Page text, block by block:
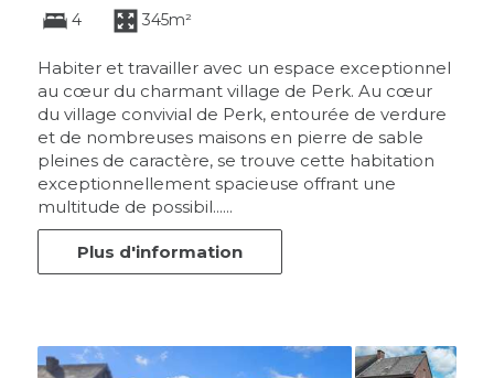
4 345m²
Habiter et travailler avec un espace exceptionnel
au cœur du charmant village de Perk. Au cœur
du village convivial de Perk, entourée de verdure
et de nombreuses maisons en pierre de sable
pleines de caractère, se trouve cette habitation
exceptionnellement spacieuse offrant une
multitude de possibil......
Plus d'information